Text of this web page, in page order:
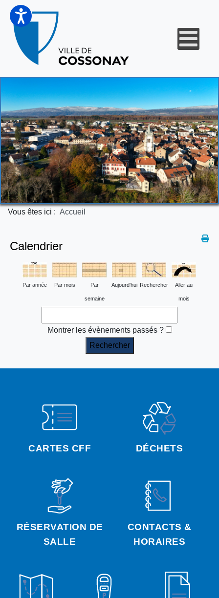
Vous êtes ici : Accueil
CARTES CFF DÉCHETS
RÉSERVATION DE
SALLE
CONTACTS &
HORAIRES
Calendrier
Par année Par mois Par
semaine
Aujourd'hui Rechercher Aller au
mois
Montrer les évènements passés ?